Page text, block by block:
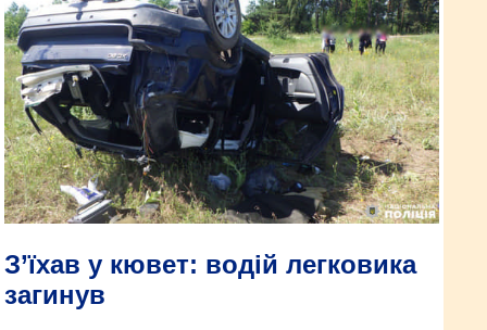
З’їхав у кювет: водій легковика
загинув